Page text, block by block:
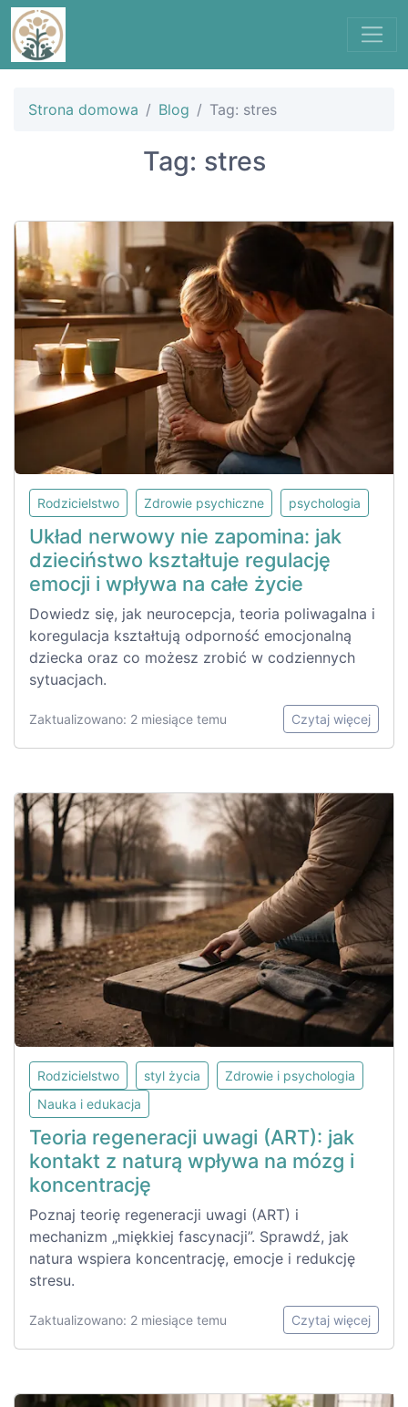
Strona domowa Blog Tag: stres
Tag: stres
Rodzicielstwo Zdrowie psychiczne psychologia
Układ nerwowy nie zapomina: jak
dzieciństwo kształtuje regulację
emocji i wpływa na całe życie
Dowiedz się, jak neurocepcja, teoria poliwagalna i
koregulacja kształtują odporność emocjonalną
dziecka oraz co możesz zrobić w codziennych
sytuacjach.
Zaktualizowano: 2 miesiące temu Czytaj więcej
Rodzicielstwo styl życia
Zdrowie i psychologia
Nauka i edukacja
Teoria regeneracji uwagi (ART): jak
kontakt z naturą wpływa na mózg i
koncentrację
Poznaj teorię regeneracji uwagi (ART) i
mechanizm „miękkiej fascynacji”. Sprawdź, jak
natura wspiera koncentrację, emocje i redukcję
stresu.
Zaktualizowano: 2 miesiące temu Czytaj więcej